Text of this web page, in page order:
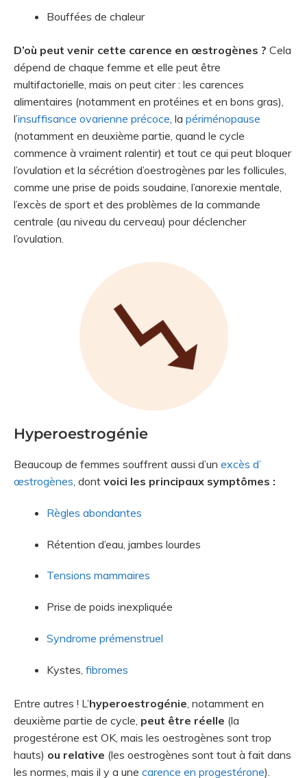
Bouffées de chaleur
D’où peut venir cette carence en œstrogènes ? Cela
dépend de chaque femme et elle peut être
multifactorielle, mais on peut citer : les carences
alimentaires (notamment en protéines et en bons gras),
l’insuffisance ovarienne précoce, la périménopause
(notamment en deuxième partie, quand le cycle
commence à vraiment ralentir) et tout ce qui peut bloquer
l’ovulation et la sécrétion d’oestrogènes par les follicules,
comme une prise de poids soudaine, l’anorexie mentale,
l’excès de sport et des problèmes de la commande
centrale (au niveau du cerveau) pour déclencher
l’ovulation.
Hyperoestrogénie
Beaucoup de femmes souffrent aussi d’un excès d’
œstrogènes , dont voici les principaux symptômes :
Règles abondantes
Rétention d’eau, jambes lourdes
Tensions mammaires
Prise de poids inexpliquée
Syndrome prémenstruel
Kystes, fibromes
Entre autres ! L’hyperoestrogénie , notamment en
deuxième partie de cycle, peut être réelle (la
progestérone est OK, mais les oestrogènes sont trop
hauts) ou relative (les oestrogènes sont tout à fait dans
les normes, mais il y a une carence en progestérone).